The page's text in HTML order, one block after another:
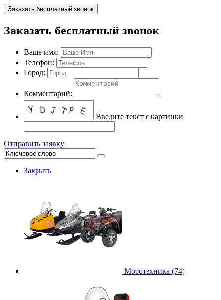
Заказать бесплатный звонок
Заказать бесплатный звонок
Ваше имя:
Телефон:
Город:
Комментарий:
Введите текст с картинки:
Отправить заявку
Закрыть
Мототехника (74)